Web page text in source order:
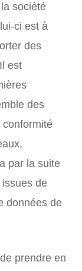
société
ci est à
des
est
des
par la suite
issues de
données de
prendre en